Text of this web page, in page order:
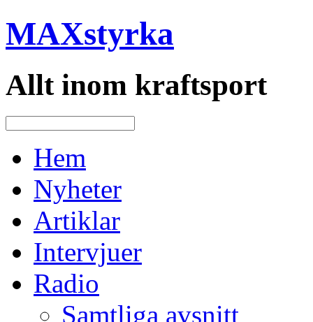
MAXstyrka
Allt inom kraftsport
Hem
Nyheter
Artiklar
Intervjuer
Radio
Samtliga avsnitt